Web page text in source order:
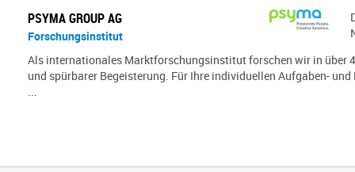
PSYMA GROUP AG
Forschungsinstitut
Als internationales Marktforschungsinstitut forschen wir in über
und spürbarer Begeisterung. Für Ihre individuellen Aufgaben-
...